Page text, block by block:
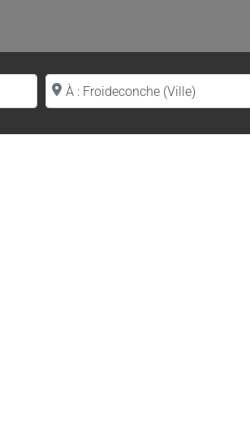
Proche de (ville ou région)